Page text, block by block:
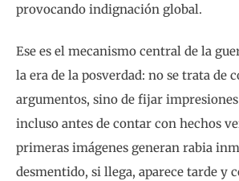
provocando indignación global.
Ese es el mecanismo central de la
la era de la posverdad: no se trata de
argumentos, sino de fijar
incluso antes de contar con hechos
primeras imágenes generan rabia
desmentido, si llega, aparece tarde y